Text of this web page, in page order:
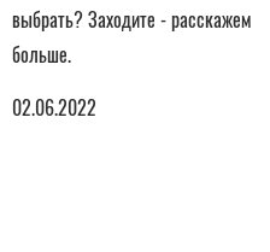
выбрать? Заходите - расскажем
больше.
02.06.2022